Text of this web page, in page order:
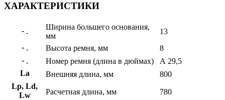
ХАРАКТЕРИСТИКИ
- -
Ширина большего основания,
мм
13
- - Высота ремня, мм
8
- - Номер ремня (длина в дюймах)
А 29,5
La
Внешняя длина, мм
800
Lp, Ld,
Lw
Расчетная длина, мм
780